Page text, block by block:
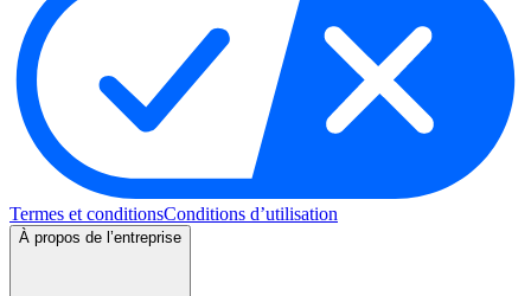
Termes et conditionsConditions d’utilisation
À propos de l’entreprise